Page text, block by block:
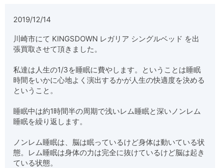
2019/12/14
川崎市にて KINGSDOWN レガリア シングルベッド を出
張買取させて頂きました。
私達は人生の1/3を睡眠に費やします。ということは睡眠
時間をいかに心地よく演出するかが人生の快適度を決める
ということ。
睡眠中は約1時間半の周期で浅いレム睡眠と深いノンレム
睡眠を繰り返します。
ノンレム睡眠は、脳は眠っているけど身体は動いている状
態。レム睡眠は身体の力は完全に抜けているけど脳は起き
ている状態。